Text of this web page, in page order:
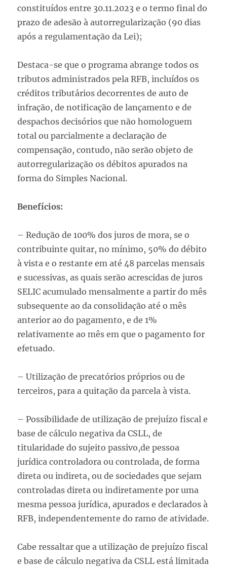
constituídos entre 30.11.2023 e o termo final do
prazo de adesão à autorregularização (90 dias
após a regulamentação da Lei);
Destaca-se que o programa abrange todos os
tributos administrados pela RFB, incluídos os
créditos tributários decorrentes de auto de
infração, de notificação de lançamento e de
despachos decisórios que não homologuem
total ou parcialmente a declaração de
compensação, contudo, não serão objeto de
autorregularização os débitos apurados na
forma do Simples Nacional.
Benefícios:
– Redução de 100% dos juros de mora, se o
contribuinte quitar, no mínimo, 50% do débito
à vista e o restante em até 48 parcelas mensais
e sucessivas, as quais serão acrescidas de juros
SELIC acumulado mensalmente a partir do mês
subsequente ao da consolidação até o mês
anterior ao do pagamento, e de 1%
relativamente ao mês em que o pagamento for
efetuado.
– Utilização de precatórios próprios ou de
terceiros, para a quitação da parcela à vista.
– Possibilidade de utilização de prejuízo fiscal e
base de cálculo negativa da CSLL, de
titularidade do sujeito passivo,de pessoa
jurídica controladora ou controlada, de forma
direta ou indireta, ou de sociedades que sejam
controladas direta ou indiretamente por uma
mesma pessoa jurídica, apurados e declarados à
RFB, independentemente do ramo de atividade.
Cabe ressaltar que a utilização de prejuízo fiscal
e base de cálculo negativa da CSLL está limitada